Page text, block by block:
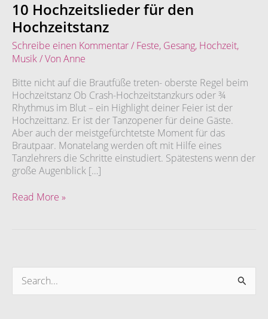
10 Hochzeitslieder für den
Hochzeitstanz
Schreibe einen Kommentar/ Feste, Gesang, Hochzeit,
Musik/ Von Anne
Bitte nicht auf die Brautfüße treten- oberste Regel beim
Hochzeitstanz Ob Crash-Hochzeitstanzkurs oder ¾
Rhythmus im Blut – ein Highlight deiner Feier ist der
Hochzeittanz. Er ist der Tanzopener für deine Gäste.
Aber auch der meistgefürchtetste Moment für das
Brautpaar. Monatelang werden oft mit Hilfe eines
Tanzlehrers die Schritte einstudiert. Spätestens wenn der
große Augenblick […]
für
den
Hochzeitstanz
Read More »